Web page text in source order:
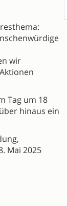
wir
Tag um 18
hinaus ein
Mai 2025